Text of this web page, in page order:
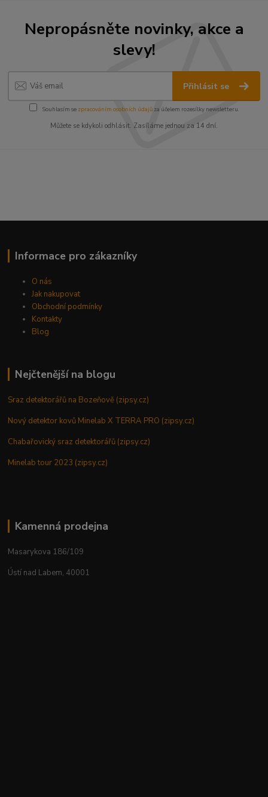
Nepropásněte novinky, akce a
slevy!
Přihlásit se
Souhlasím se zpracováním osobních údajůza účelem rozesílky newsletteru.
Můžete se kdykoli odhlásit. Zasíláme jednou za 14 dní.
Informace pro zákazníky
O nás
Jak nakupovat
Obchodní podmínky
Kontakty
Blog
Nejčtenější na blogu
Sraz detektorářů na Bozeňově (zipsy.cz)
Nový detektor kovů Minelab X TERRA PRO (zipsy.cz)
Chabařovický sraz detektorářů (zipsy.cz)
Minelab tour 2023 (zipsy.cz)
Kamenná prodejna
Masarykova 186/109
Ústí nad Labem, 40001